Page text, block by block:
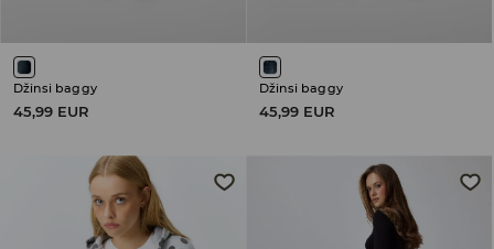
Džinsi baggy
45,99 EUR
Džinsi baggy
45,99 EUR